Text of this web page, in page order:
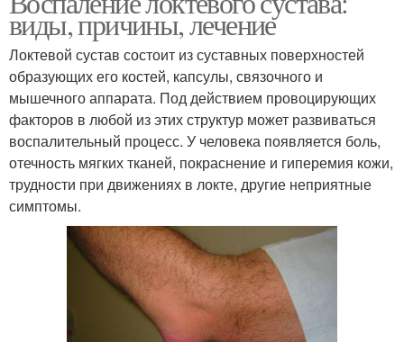
виды, причины, лечение
Локтевой сустав состоит из суставных поверхностей
образующих его костей, капсулы, связочного и
мышечного аппарата. Под действием провоцирующих
факторов в любой из этих структур может развиваться
воспалительный процесс. У человека появляется боль,
отечность мягких тканей, покраснение и гиперемия кожи,
трудности при движениях в локте, другие неприятные
симптомы.